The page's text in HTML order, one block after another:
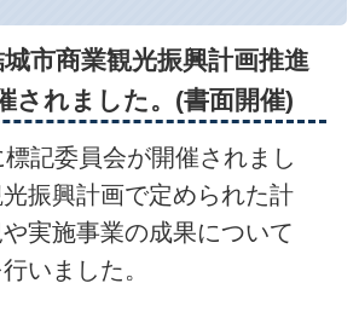
市商業観光振興計画推進
されました。(書面開催)
記委員会が開催されまし
振興計画で定められた計
実施事業の成果について
いました。